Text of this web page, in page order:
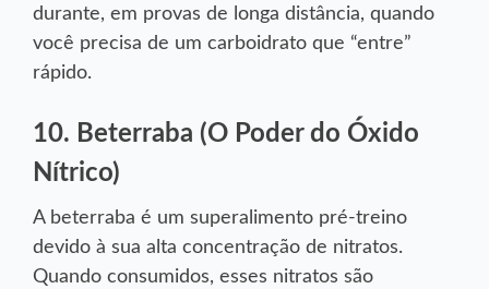
durante, em provas de longa distância, quando
você precisa de um carboidrato que “entre”
rápido.
10. Beterraba (O Poder do Óxido
Nítrico)
A beterraba é um superalimento pré-treino
devido à sua alta concentração de nitratos.
Quando consumidos, esses nitratos são